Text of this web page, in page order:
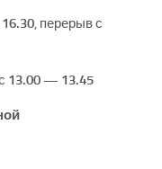
, перерыв с
13.00 — 13.45